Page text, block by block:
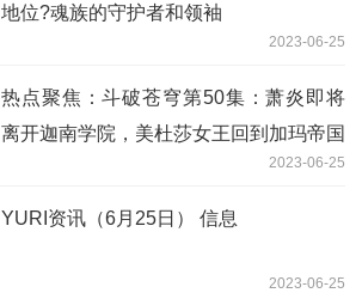
地位?魂族的守护者和领袖
2023-06-25
热点聚焦：斗破苍穹第50集：萧炎即将
离开迦南学院，美杜莎女王回到加玛帝国
2023-06-25
YURI资讯（6月25日） 信息
2023-06-25